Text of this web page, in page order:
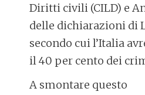
Diritti civili (CILD) e
delle dichiarazioni di
secondo cui l’Italia
il 40 per cento dei
A smontare questo